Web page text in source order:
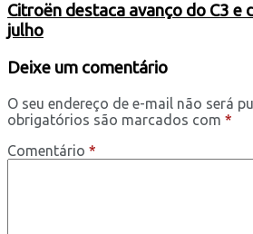
Citroën destaca avanço do C3 e
julho
Deixe um comentário
O seu endereço de e-mail não será
obrigatórios são marcados com *
Comentário *